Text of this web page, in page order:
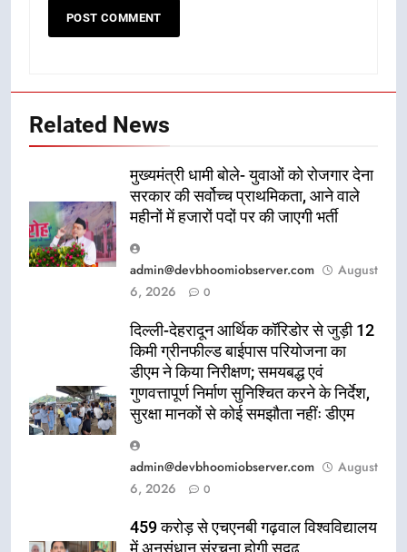
Related News
मुख्यमंत्री धामी बोले- युवाओं को रोजगार देना
सरकार की सर्वोच्च प्राथमिकता, आने वाले
महीनों में हजारों पदों पर की जाएगी भर्ती
admin@devbhoomiobserver.com
August
6, 2026
0
दिल्ली-देहरादून आर्थिक कॉरिडोर से जुड़ी 12
किमी ग्रीनफील्ड बाईपास परियोजना का
डीएम ने किया निरीक्षण; समयबद्ध एवं
गुणवत्तापूर्ण निर्माण सुनिश्चित करने के निर्देश,
सुरक्षा मानकों से कोई समझौता नहींः डीएम
admin@devbhoomiobserver.com
August
6, 2026
0
459 करोड़ से एचएनबी गढ़वाल विश्वविद्यालय